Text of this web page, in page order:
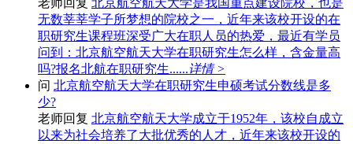
无数莘莘学子所梦想的院校之一，近年来该校开设的在
职研究生课程班深受广大在职人员的热爱，最近有学员
问到：北京航空航天大学在职研究生怎么样，含金量高
吗?报名北航在职研究生......详情 >
问 北京航空航天大学在职研究生申硕考试分数线是多
少?
老师回复 北京航空航天大学成立于1952年，该校自成立
以来为社会培养了大批优秀的人才，近年来该校开设的